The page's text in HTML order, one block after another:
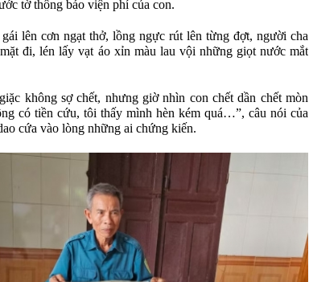
tờ thông báo viện phí của con.
lên cơn ngạt thở, lồng ngực rút lên từng đợt, người cha
đi, lén lấy vạt áo xỉn màu lau vội những giọt nước mắt
không sợ chết, nhưng giờ nhìn con chết dần chết mòn
có tiền cứu, tôi thấy mình hèn kém quá…”, câu nói của
cứa vào lòng những ai chứng kiến.